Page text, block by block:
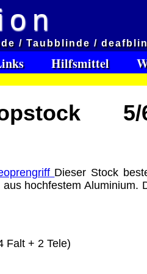
/ Taubblinde /
Hilfsmittel
Dieser Stock
hochfestem
Falt + 2 Tele)
€
Email z.B. einen